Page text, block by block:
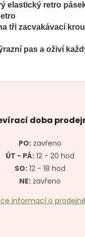
elastický retro
tři zacvakávací
pas a oživí
doba
PO:zavřeno
ÚT - PÁ:12 - 20 hod
SO:12 - 18 hod
NE:zavřeno
informací o prodejně